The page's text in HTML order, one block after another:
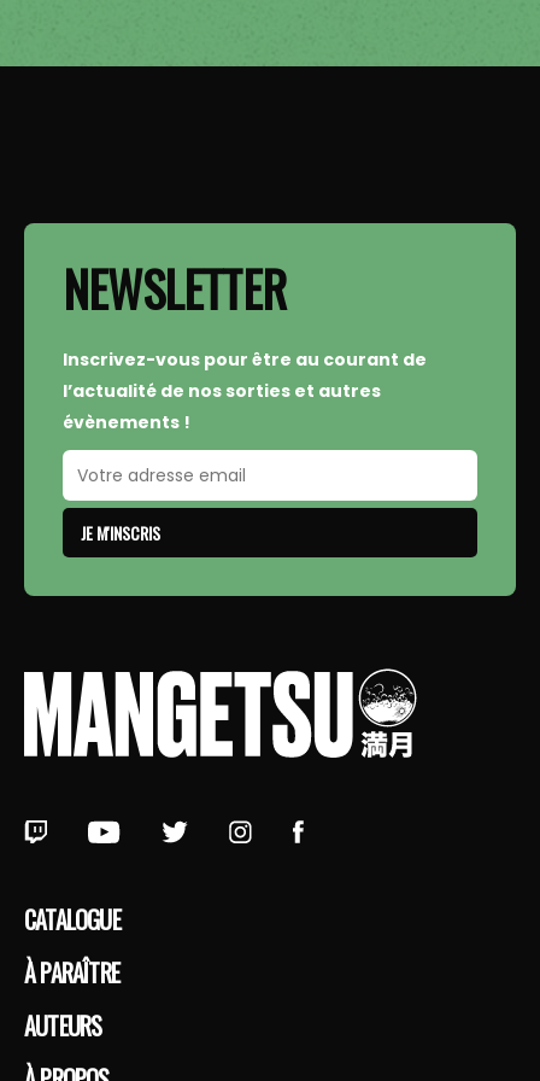
CATALOGUE
À PARAÎTRE
AUTEURS
NEWSLETTER
Inscrivez-vous pour être au courant de
l’actualité de nos sorties et autres
évènements !
JE M'INSCRIS